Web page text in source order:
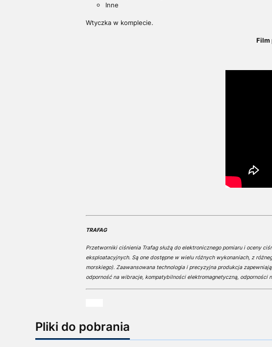
Inne
Wtyczka w komplecie.
Film
TRAFAG
Przetworniki ciśnienia Trafag służą do elektronicznego pomiaru i oceny
eksploatacyjnych. Są one dostępne w wielu różnych wykonaniach, z
morskiego). Zaawansowana technologia i precyzyjna produkcja
odporność na wibracje, kompatybilności elektromagnetyczną,
Pliki do pobrania